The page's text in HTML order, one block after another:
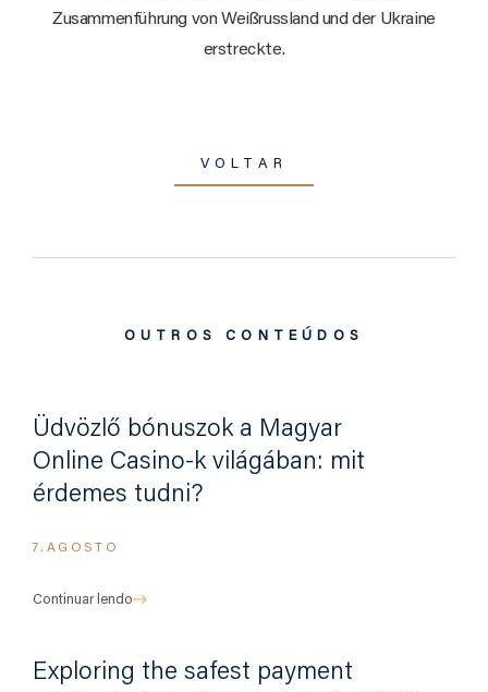
Zusammenführung von Weißrussland und der Ukraine
erstreckte.
VOLTAR
OUTROS CONTEÚDOS
Üdvözlő bónuszok a Magyar
Online Casino-k világában: mit
érdemes tudni?
7.AGOSTO
Continuar lendo
Exploring the safest payment